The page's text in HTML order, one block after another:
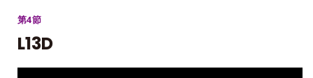
第4節
L13D